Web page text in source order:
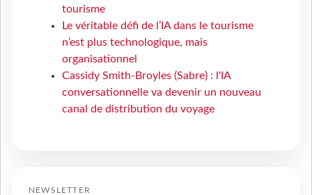
tourisme
Le véritable défi de l’IA dans le tourisme
n’est plus technologique, mais
organisationnel
Cassidy Smith-Broyles (Sabre) : l'IA
conversationnelle va devenir un nouveau
canal de distribution du voyage
NEWSLETTER